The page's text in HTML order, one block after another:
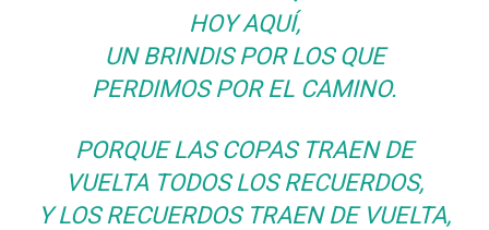
HOY AQUÍ,
UN BRINDIS POR LOS QUE
PERDIMOS POR EL CAMINO.
PORQUE LAS COPAS TRAEN DE
VUELTA TODOS LOS RECUERDOS,
Y LOS RECUERDOS TRAEN DE VUELTA,